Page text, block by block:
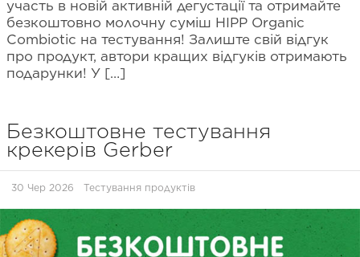
участь в новій активній дегустації та отримайте
безкоштовно молочну суміш HIPP Organic
Combiotic на тестування! Залиште свій відгук
про продукт, автори кращих відгуків отримають
подарунки! У […]
Безкоштовне тестування
крекерів Gerber
30 Чер 2026 Тестування продуктів